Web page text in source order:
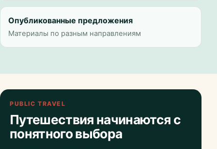
Опубликованные предложения
Материалы по разным направлениям
PUBLIC TRAVEL
Путешествия начинаются с
понятного выбора